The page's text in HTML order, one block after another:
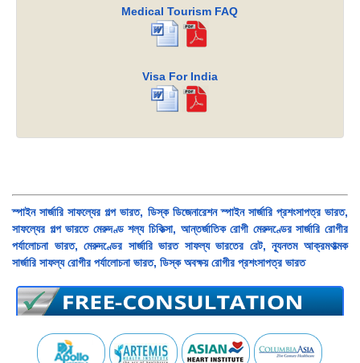
Medical Tourism FAQ
Visa For India
স্পাইন সার্জারি সাফল্যের গল্প ভারত, ডিস্ক ডিজেনারেশন স্পাইন সার্জারি প্রশংসাপত্র ভারত,
সাফল্যের গল্প ভারতে মেরুদণ্ড শল্য চিকিত্সা, আন্তর্জাতিক রোগী মেরুদণ্ডের সার্জারি রোগীর
পর্যালোচনা ভারত, মেরুদণ্ডের সার্জারি ভারত সাফল্য ভারতের রেট, ন্যূনতম আক্রমণাত্মক
সার্জারি সাফল্য রোগীর পর্যালোচনা ভারত, ডিস্ক অবক্ষয় রোগীর প্রশংসাপত্র ভারত